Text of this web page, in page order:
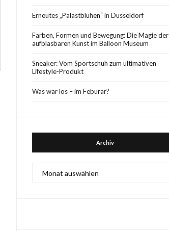
Erneutes „Palastblühen“ in Düsseldorf
Farben, Formen und Bewegung: Die Magie der
aufblasbaren Kunst im Balloon Museum
Sneaker: Vom Sportschuh zum ultimativen
Lifestyle-Produkt
Was war los – im Feburar?
Archiv